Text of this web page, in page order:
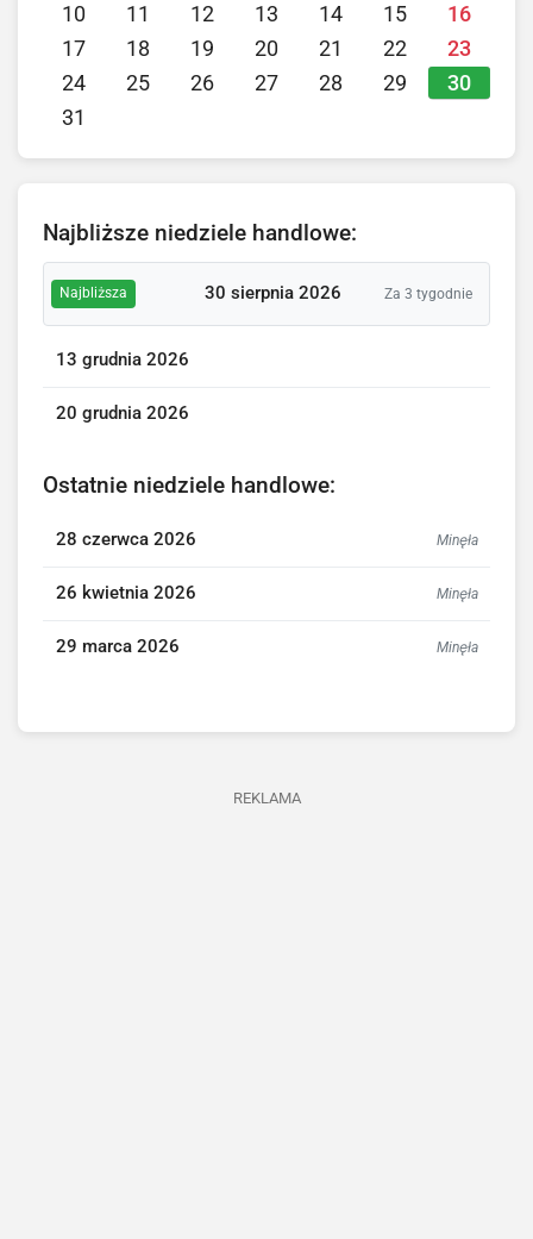
10
11 12 13 14 15
16
17
18 19 20 21 22
23
24
25 26 27 28 29 30
31
Najbliższe niedziele handlowe:
Najbliższa 30 sierpnia 2026 Za 3 tygodnie
13 grudnia 2026
20 grudnia 2026
Ostatnie niedziele handlowe:
28 czerwca 2026 Minęła
26 kwietnia 2026 Minęła
29 marca 2026 Minęła
REKLAMA